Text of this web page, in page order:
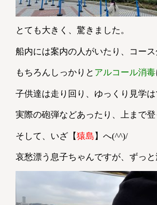
とても大きく、驚きました。
船内には案内の人がいたり、コー
もちろんしっかりと アルコール消毒
子供達は走り回り、ゆっくり見学
実際の砲弾などあったり、上まで
そして、いざ【猿島 】へ(^^)/
哀愁漂う息子ちゃんですが、ずっと